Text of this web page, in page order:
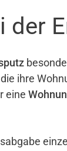
der
die ihre
eine